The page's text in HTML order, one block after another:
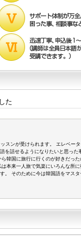
た
スンが受けられます。 エレベー
を話せるようになりたいと思っ
韓国に旅行に行くのが好きだっ
本来一人旅で気楽にいろんな所
。 そのために今は韓国語をマス